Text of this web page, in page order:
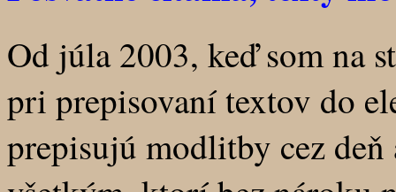
Od júla 2003, keď som na
pri prepisovaní textov do
prepisujú modlitby cez